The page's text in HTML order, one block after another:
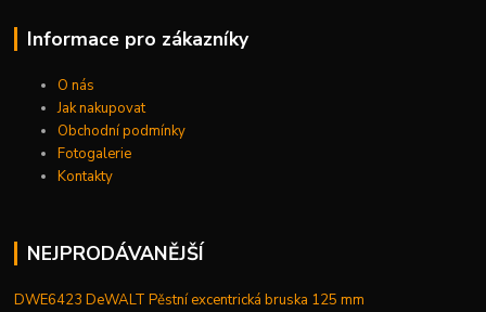
Informace pro zákazníky
O nás
Jak nakupovat
Obchodní podmínky
Fotogalerie
Kontakty
NEJPRODÁVANĚJŠÍ
DWE6423 DeWALT Pěstní excentrická bruska 125 mm